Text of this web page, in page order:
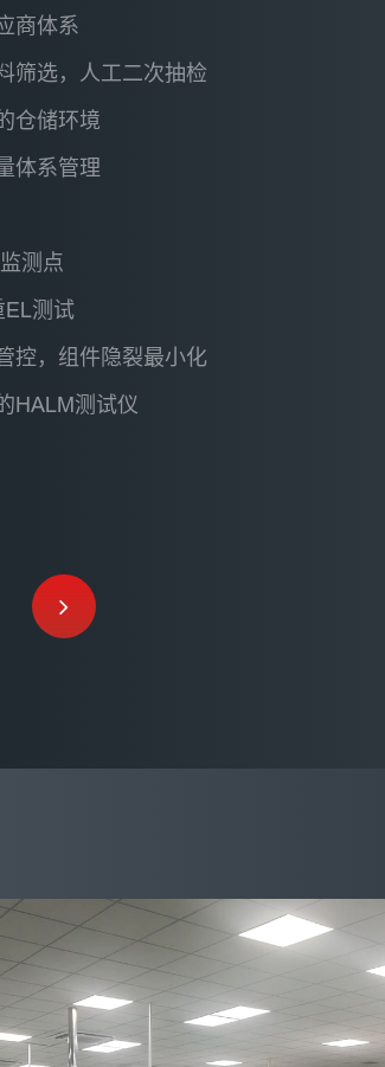
串焊机&EL串检
商体系
筛选，人工二次抽检
仓储环境
体系管理
测点
EL测试
控，组件隐裂最小化
HALM测试仪